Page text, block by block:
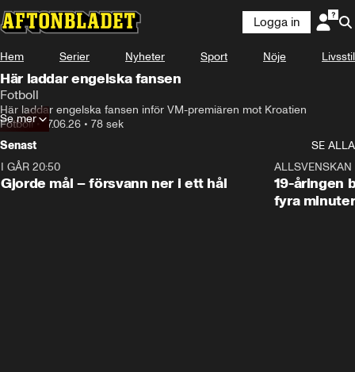
Logga in
Hem Serier Nyheter Sport Nöje Livsstil
Här laddar engelska fansen
Fotboll
Här laddar engelska fansen inför VM-premiären mot Kroatien
Fotboll•17.06.26 • 78 sek
Se mer
Senast
SE ALLA
I GÅR 20:50
Gjorde mål – försvann ner i ett hål
ALLSVENSKAN
19-åringen
fyra minuter